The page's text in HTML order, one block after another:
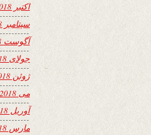
اکتبر 2018
سپتامبر 2018
آگوست 2018
جولای 2018
ژوئن 2018
می 2018
آوریل 2018
مارس 2018